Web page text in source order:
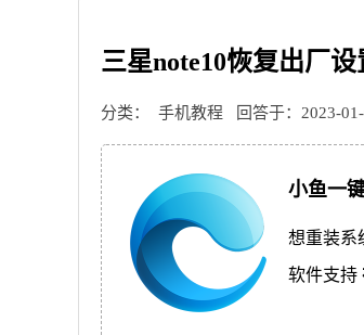
三星note10恢复出厂
分类： 手机教程 回答于：2023-
小鱼一
想重装系
软件支持